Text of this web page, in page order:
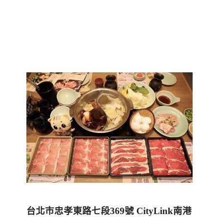
台北市忠孝東路七段369號 CityLink南港